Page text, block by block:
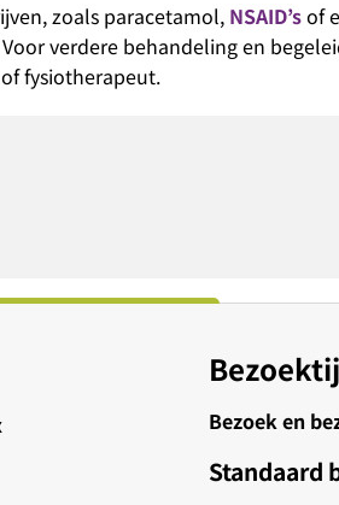
zoals paracetamol, NSAID’sof
verdere behandeling en
fysiotherapeut.
Bezoek en
Standaard